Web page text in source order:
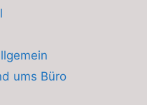
ums Büro